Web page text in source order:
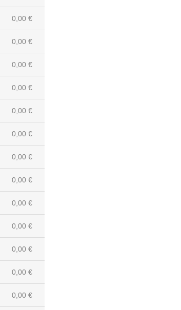
0,00 €
0,00 €
0,00 €
0,00 €
0,00 €
0,00 €
0,00 €
0,00 €
0,00 €
0,00 €
0,00 €
0,00 €
0,00 €